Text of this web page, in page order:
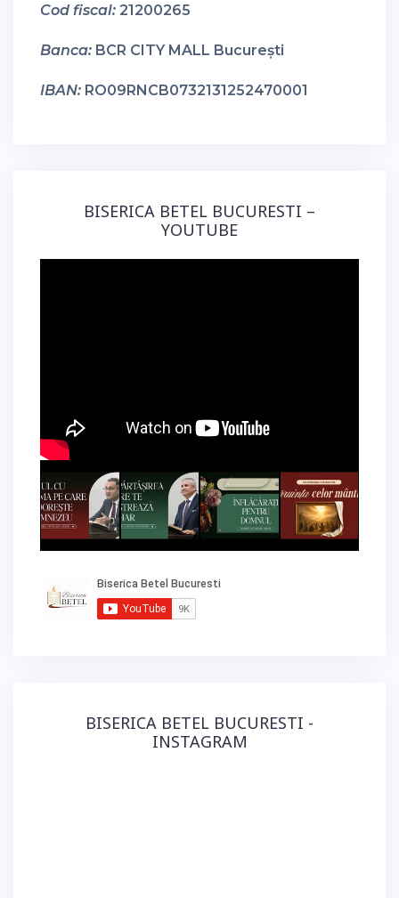
Cod fiscal: 21200265
Banca: BCR CITY MALL București
IBAN: RO09RNCB0732131252470001
BISERICA BETEL BUCURESTI –
YOUTUBE
BISERICA BETEL BUCURESTI -
INSTAGRAM